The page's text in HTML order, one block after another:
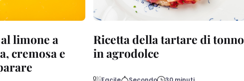
limone a
cremosa e
Ricetta della tartare di tonno
in agrodolce